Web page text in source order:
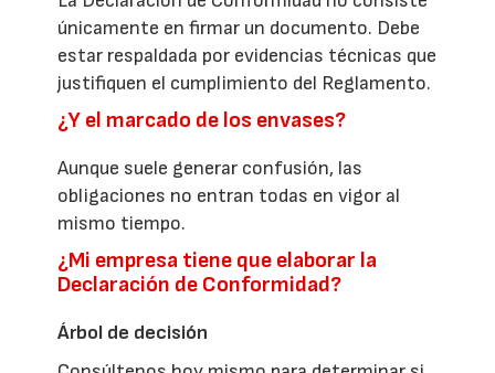
únicamente en firmar un documento. Debe
estar respaldada por evidencias técnicas que
justifiquen el cumplimiento del Reglamento.
¿Y el marcado de los envases?
Aunque suele generar confusión, las
obligaciones no entran todas en vigor al
mismo tiempo.
¿Mi empresa tiene que elaborar la
Declaración de Conformidad?
Árbol de decisión